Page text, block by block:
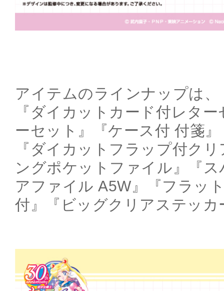
アイテムのラインナップは
『ダイカットカード付レタ
ーセット』『ケース付 付箋
『ダイカットフラップ付ク
ングポケットファイル』『
アファイル A5W』『フラッ
付』『ビッグクリアステッカ